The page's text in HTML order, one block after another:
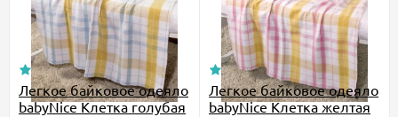
Легкое байковое одеяло
babyNice Клетка голубая
Легкое байковое одеяло
babyNice Клетка желтая